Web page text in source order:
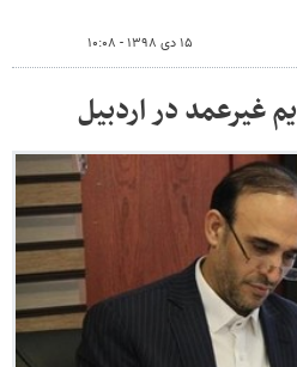
۱۵ دی ۱۳۹۸ - ۱۰:۰۸